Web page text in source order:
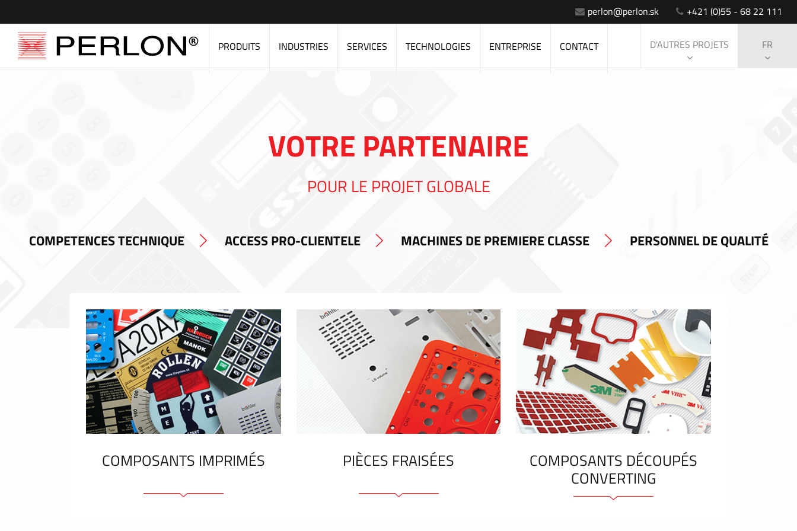
perlon@perlon.sk +421 (0)55 - 68 22 111
PRODUITS INDUSTRIES SERVICES TECHNOLOGIES ENTREPRISE CONTACT D'AUTRES PROJETS FR
VOTRE PARTENAIRE
POUR LE PROJET GLOBALE
COMPETENCES TECHNIQUE ACCESS PRO-CLIENTELE MACHINES DE PREMIERE CLASSE PERSONNEL DE QUALITÉ
COMPOSANTS IMPRIMÉS PIÈCES FRAISÉES COMPOSANTS DÉCOUPÉS
CONVERTING